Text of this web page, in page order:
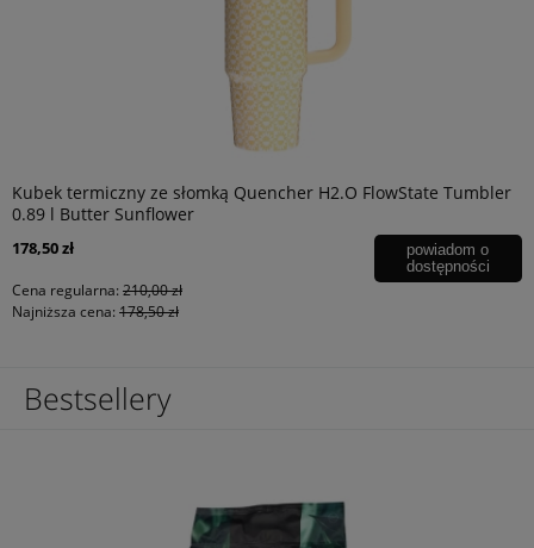
Kubek termiczny ze słomką Quencher H2.O FlowState Tumbler
0.89 l Butter Sunflower
178,50 zł
Cena regularna: 210,00 zł
Najniższa cena: 178,50 zł
powiadom o
dostępności
Bestsellery